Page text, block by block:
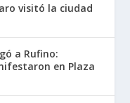
visitó la ciudad
a Rufino:
en Plaza